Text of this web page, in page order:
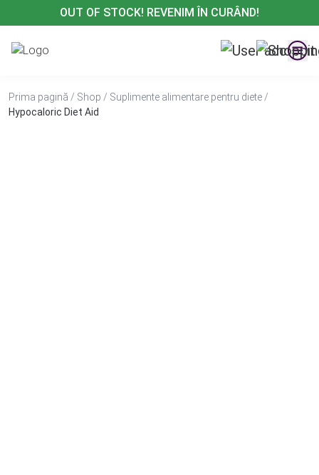
la
conținut
OUT OF STOCK! REVENIM ÎN CURÂND!
Prima pagină / Shop / Suplimente alimentare pentru diete /
Hypocaloric Diet Aid